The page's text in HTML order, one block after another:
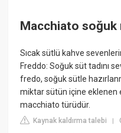
Macchiato soğuk
Sıcak sütlü kahve
Freddo: Soğuk süt tadını
fredo, soğuk sütle
miktar sütün içine eklenen
macchiato türüdür.
Kaynak kaldırma talebi |